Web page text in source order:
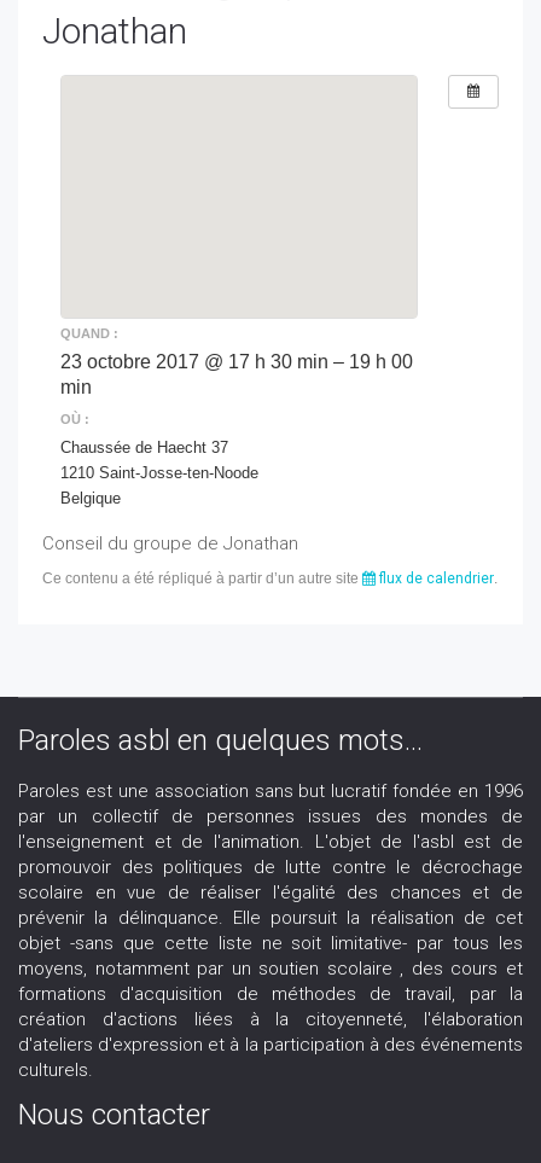
Jonathan
QUAND :
23 octobre 2017 @ 17 h 30 min – 19 h 00
min
OÙ :
Chaussée de Haecht 37
1210 Saint-Josse-ten-Noode
Belgique
Conseil du groupe de Jonathan
Ce contenu a été répliqué à partir d’un autre site flux de calendrier.
Paroles asbl en quelques mots...
Paroles est une association sans but lucratif fondée en 1996
par un collectif de personnes issues des mondes de
l'enseignement et de l'animation. L'objet de l'asbl est de
promouvoir des politiques de lutte contre le décrochage
scolaire en vue de réaliser l'égalité des chances et de
prévenir la délinquance. Elle poursuit la réalisation de cet
objet -sans que cette liste ne soit limitative- par tous les
moyens, notamment par un soutien scolaire , des cours et
formations d'acquisition de méthodes de travail, par la
création d'actions liées à la citoyenneté, l'élaboration
d'ateliers d'expression et à la participation à des événements
culturels.
Nous contacter